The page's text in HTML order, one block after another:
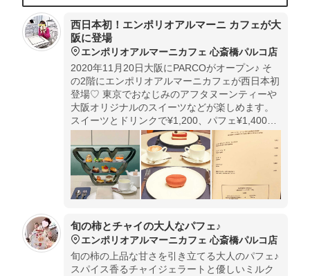
西日本初！エンポリオアルマーニ カフェが大
阪に登場
エンポリオアルマーニカフェ 心斎橋パルコ店
2020年11月20日大阪にPARCOがオープン♪ そ
の2階にエンポリオアルマーニカフェが西日本初
登場♡ 東京でおなじみのアフタヌーンティーや
大阪オリジナルのスイーツなどが楽しめます。
スイーツとドリンクで¥1,200、パフェ¥1,400、
アフタヌーンティー¥2,800(いずれも税別)とお
手頃プライス♡
旬の柿とチャイの大人なパフェ♪
エンポリオアルマーニカフェ 心斎橋パルコ店
旬の柿の上品な甘さを引き立てる大人のパフェ♪
スパイス香るチャイジェラートと優しいミルク